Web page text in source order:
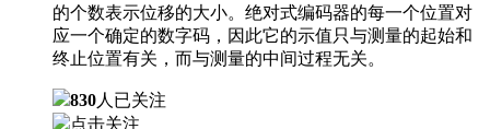
的个数表示位移的大小。绝对式编码器的每一个位置对
应一个确定的数字码，因此它的示值只与测量的起始和
终止位置有关，而与测量的中间过程无关。
830人已关注
点击关注